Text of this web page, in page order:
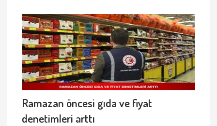
Ramazan öncesi gıda ve fiyat
denetimleri arttı